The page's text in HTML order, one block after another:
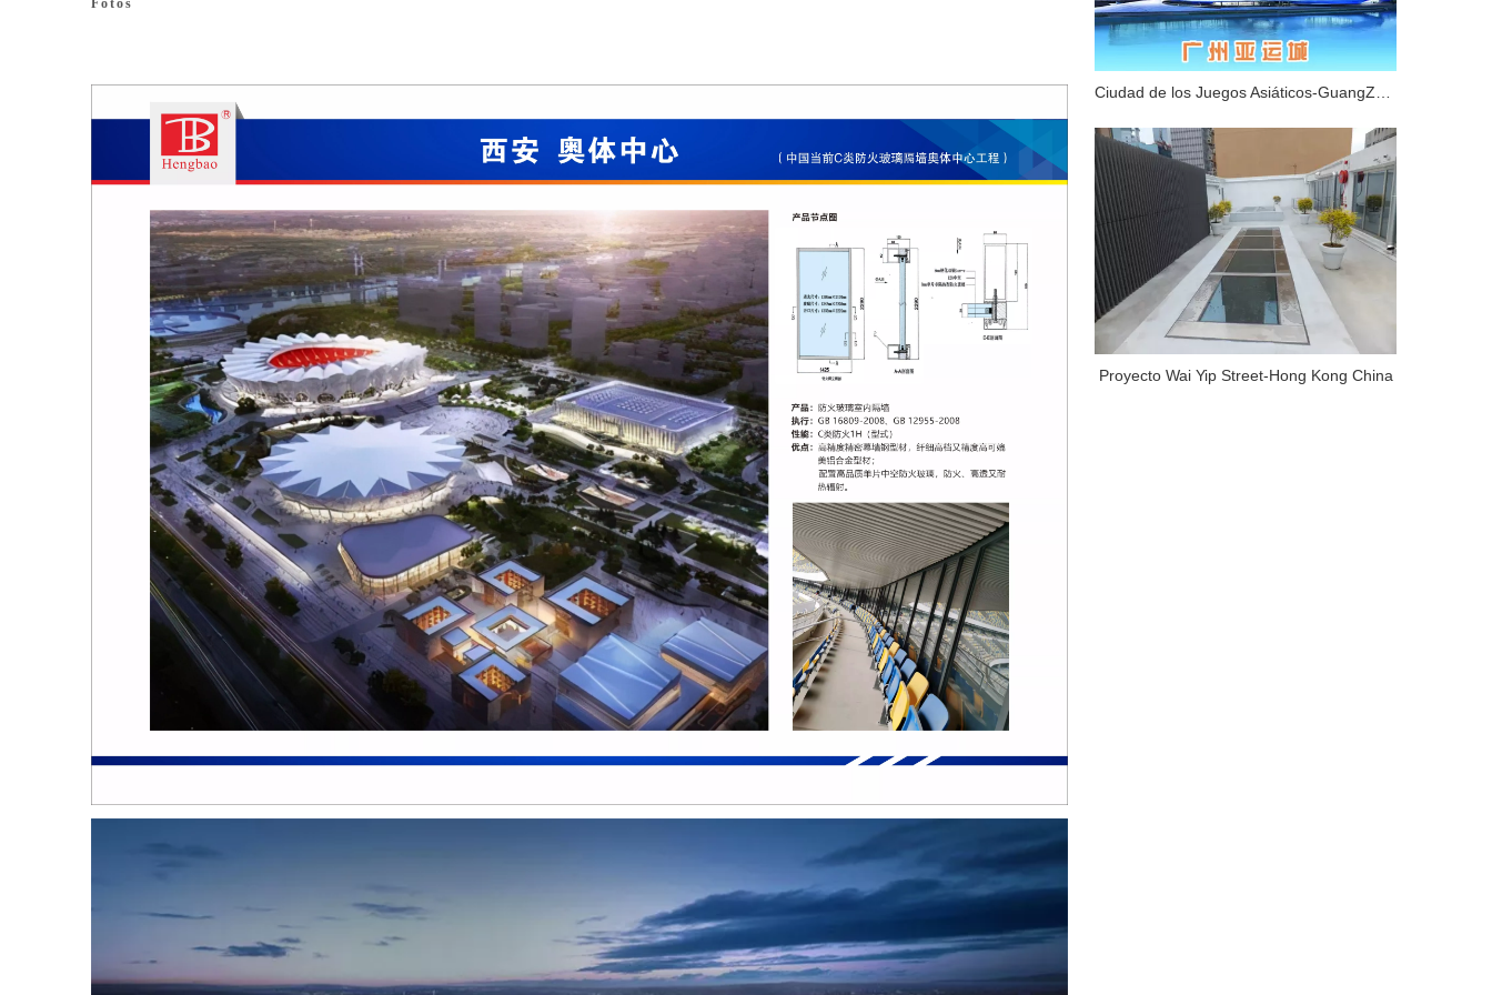
Fotos
Proyecto Wai Yip Street-Hong Kong China